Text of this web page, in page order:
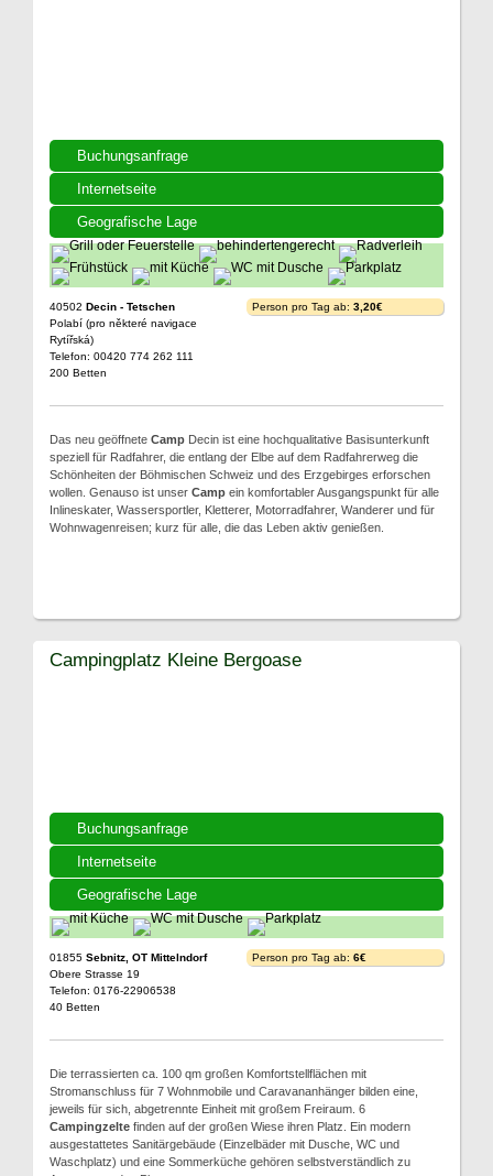
Buchungsanfrage
Internetseite
Geografische Lage
40502 Decin - Tetschen
Polabí (pro některé navigace
Rytířská)
Telefon: 00420 774 262 111
200 Betten
Person pro Tag ab: 3,20€
Das neu geöffnete Camp Decin ist eine hochqualitative Basisunterkunft
speziell für Radfahrer, die entlang der Elbe auf dem Radfahrerweg die
Schönheiten der Böhmischen Schweiz und des Erzgebirges erforschen
wollen. Genauso ist unser Camp ein komfortabler Ausgangspunkt für alle
Inlineskater, Wassersportler, Kletterer, Motorradfahrer, Wanderer und für
Wohnwagenreisen; kurz für alle, die das Leben aktiv genießen.
Buchungsanfrage
Internetseite
Geografische Lage
Campingplatz Kleine Bergoase
01855 Sebnitz, OT Mittelndorf
Obere Strasse 19
Telefon: 0176-22906538
40 Betten
Person pro Tag ab: 6€
Die terrassierten ca. 100 qm großen Komfortstellflächen mit
Stromanschluss für 7 Wohnmobile und Caravananhänger bilden eine,
jeweils für sich, abgetrennte Einheit mit großem Freiraum. 6
Campingzelte finden auf der großen Wiese ihren Platz. Ein modern
ausgestattetes Sanitärgebäude (Einzelbäder mit Dusche, WC und
Waschplatz) und eine Sommerküche gehören selbstverständlich zu